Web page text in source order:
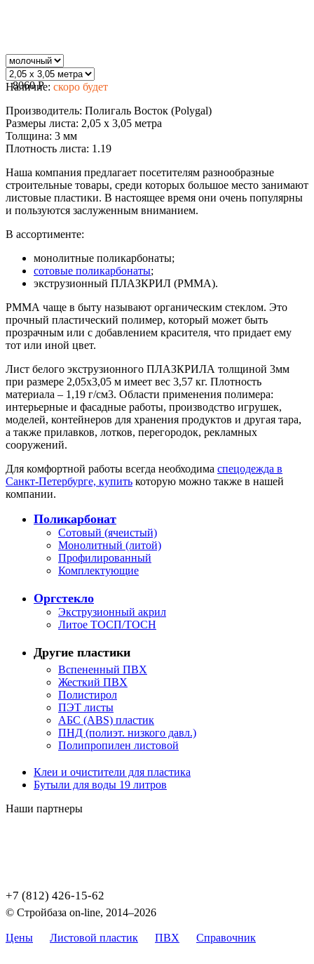
Наличие: скоро будет
8060P
Производитель: Полигаль Восток (Polygal)
Размеры листа: 2,05 х 3,05 метра
Толщина: 3 мм
Плотность листа: 1.19
Наша компания предлагает посетителям разнообразные
строительные товары, среди которых большое место занимают
листовые пластики. В настоящее время они очень популярны
и пользуются заслуженным вниманием.
В ассортименте:
монолитные поликарбонаты;
сотовые поликарбонаты;
экструзионный ПЛАЗКРИЛ (РММА).
РММА чаще в быту называют органическим стеклом. Это
прочный пластический полимер, который может быть
прозрачным или с добавлением красителя, что придает ему
тот или иной цвет.
Лист белого экструзионного ПЛАЗКРИЛА толщиной 3мм
при размере 2,05х3,05 м имеет вес 3,57 кг. Плотность
материала – 1,19 г/см3. Области применения полимера:
интерьерные и фасадные работы, производство игрушек,
моделей, контейнеров для хранения продуктов и другая тара,
а также прилавков, лотков, перегородок, рекламных
сооружений.
Для комфортной работы всегда необходима спецодежда в
Санкт-Петербурге, купить которую можно также в нашей
компании.
Поликарбонат
Сотовый (ячеистый)
Монолитный (литой)
Профилированный
Комплектующие
Оргстекло
Экструзионный акрил
Литое ТОСП/ТОСН
Другие пластики
Вспененный ПВХ
Жесткий ПВХ
Полистирол
ПЭТ листы
АБС (ABS) пластик
ПНД (полиэт. низкого давл.)
Полипропилен листовой
Клеи и очистители для пластика
Бутыли для воды 19 литров
Наши партнеры
+7 (812) 426-15-62
© Стройбаза on-line, 2014–2026
Цены Листовой пластик ПВХ Справочник